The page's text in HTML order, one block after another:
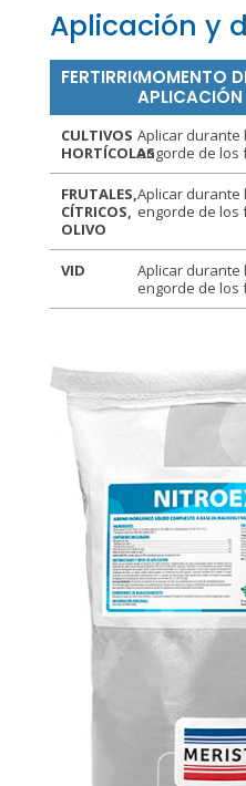
Aplicación y
FERTIRRIGACIÓN
MOMENTO
APLICACIÓN
CULTIVOS
HORTÍCOLAS
Aplicar durante
engorde de los
FRUTALES,
CÍTRICOS,
OLIVO
Aplicar durante
engorde de los
VID
Aplicar durante
engorde de los